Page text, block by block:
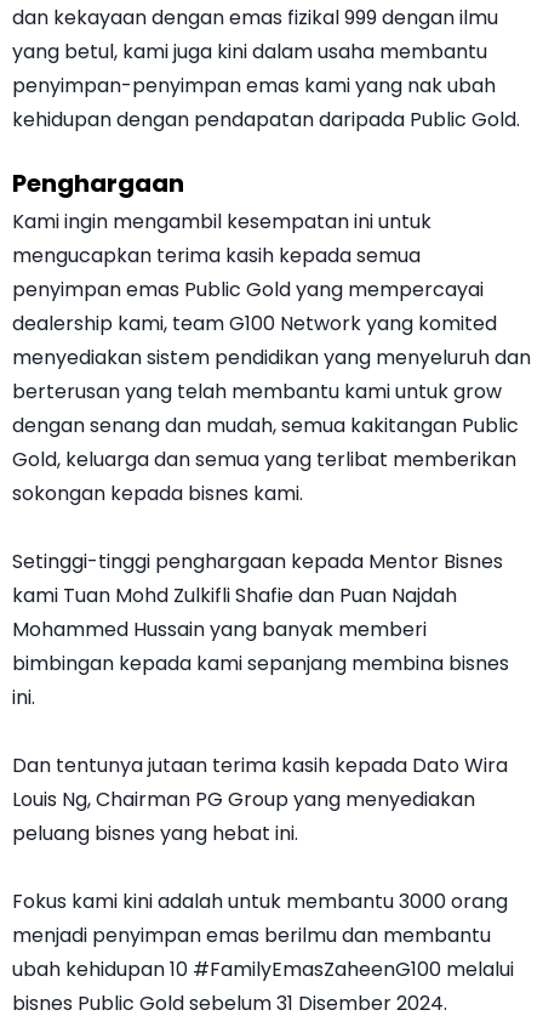
dan kekayaan dengan emas fizikal 999 dengan ilmu
yang betul, kami juga kini dalam usaha membantu
penyimpan-penyimpan emas kami yang nak ubah
kehidupan dengan pendapatan daripada Public Gold.
Penghargaan
Kami ingin mengambil kesempatan ini untuk
mengucapkan terima kasih kepada semua
penyimpan emas Public Gold yang mempercayai
dealership kami, team G100 Network yang komited
menyediakan sistem pendidikan yang menyeluruh dan
berterusan yang telah membantu kami untuk grow
dengan senang dan mudah, semua kakitangan Public
Gold, keluarga dan semua yang terlibat memberikan
sokongan kepada bisnes kami.
Setinggi-tinggi penghargaan kepada Mentor Bisnes
kami Tuan Mohd Zulkifli Shafie dan Puan Najdah
Mohammed Hussain yang banyak memberi
bimbingan kepada kami sepanjang membina bisnes
ini.
Dan tentunya jutaan terima kasih kepada Dato Wira
Louis Ng, Chairman PG Group yang menyediakan
peluang bisnes yang hebat ini.
Fokus kami kini adalah untuk membantu 3000 orang
menjadi penyimpan emas berilmu dan membantu
ubah kehidupan 10 #FamilyEmasZaheenG100 melalui
bisnes Public Gold sebelum 31 Disember 2024.